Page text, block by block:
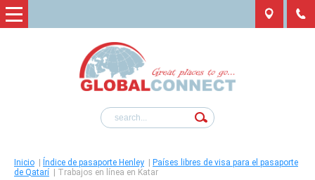
Inicio Índice de pasaporte Henley
Países libres de visa para el pasaporte
de Qatarí
Trabajos en línea en Katar